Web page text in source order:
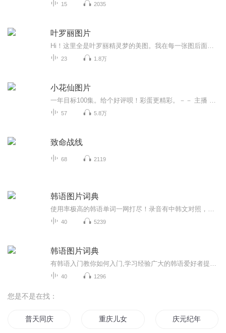
15 2035
叶罗丽图片
23 1.8万
小花仙图片
57 5.8万
致命战线
68 2119
韩语图片词典
40 5239
韩语图片词典
40 1296
您是不是在找：
普天同庆 重庆儿女 庆元纪年